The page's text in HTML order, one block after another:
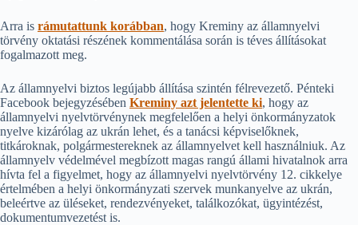
Arra is rámutattunk korábban, hogy Kreminy az államnyelvi
törvény oktatási részének kommentálása során is téves állításokat
fogalmazott meg.
Az államnyelvi biztos legújabb állítása szintén félrevezető. Pénteki
Facebook bejegyzésében Kreminy azt jelentette ki, hogy az
államnyelvi nyelvtörvénynek megfelelően a helyi önkormányzatok
nyelve kizárólag az ukrán lehet, és a tanácsi képviselőknek,
titkároknak, polgármestereknek az államnyelvet kell használniuk. Az
államnyelv védelmével megbízott magas rangú állami hivatalnok arra
hívta fel a figyelmet, hogy az államnyelvi nyelvtörvény 12. cikkelye
értelmében a helyi önkormányzati szervek munkanyelve az ukrán,
beleértve az üléseket, rendezvényeket, találkozókat, ügyintézést,
dokumentumvezetést is.